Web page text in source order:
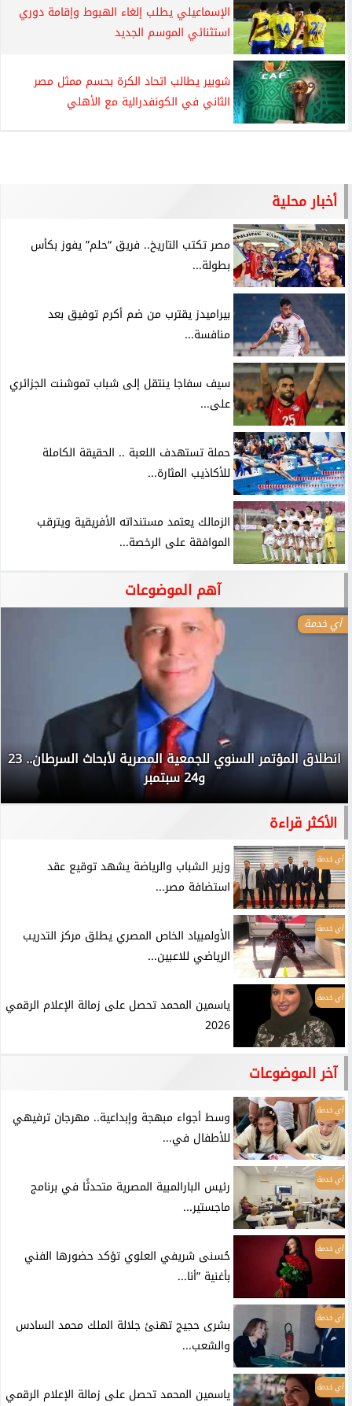
الإسماعيلي يطلب إلغاء الهبوط وإقامة دوري
استثنائي الموسم الجديد
شوبير يطالب اتحاد الكرة بحسم ممثل مصر
الثاني في الكونفدرالية مع الأهلي
أخبار محلية
مصر تكتب التاريخ.. فريق “حلم” يفوز بكأس
بطولة...
بيراميدز يقترب من ضم أكرم توفيق بعد
منافسة...
سيف سفاجا ينتقل إلى شباب تموشنت الجزائري
على...
حملة تستهدف اللعبة .. الحقيقة الكاملة
للأكاذيب المثارة...
الزمالك يعتمد مستنداته الأفريقية ويترقب
الموافقة على الرخصة...
آهم الموضوعات
أي خدمة
انطلاق المؤتمر السنوي للجمعية المصرية لأبحاث السرطان.. 23
و24 سبتمبر
الأكثر قراءة
أي خدمة
وزير الشباب والرياضة يشهد توقيع عقد
استضافة مصر...
أي خدمة
الأولمبياد الخاص المصري يطلق مركز التدريب
الرياضي للاعبين...
أي خدمة
ياسمين المحمد تحصل على زمالة الإعلام الرقمي
2026
آخر الموضوعات
أي خدمة
وسط أجواء مبهجة وإبداعية.. مهرجان ترفيهي
للأطفال في...
أي خدمة
رئيس البارالمبية المصرية متحدثًا في برنامج
ماجستير...
أي خدمة
حُسنى شريفي العلوي تؤكد حضورها الفني
بأغنية ”أنا...
أي خدمة
بشرى حجيج تهنئ جلالة الملك محمد السادس
والشعب...
أي خدمة
ياسمين المحمد تحصل على زمالة الإعلام الرقمي